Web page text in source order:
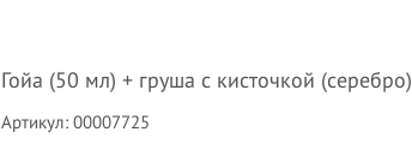
Гойа (50 мл) + груша с кисточкой (серебро)
Артикул: 00007725